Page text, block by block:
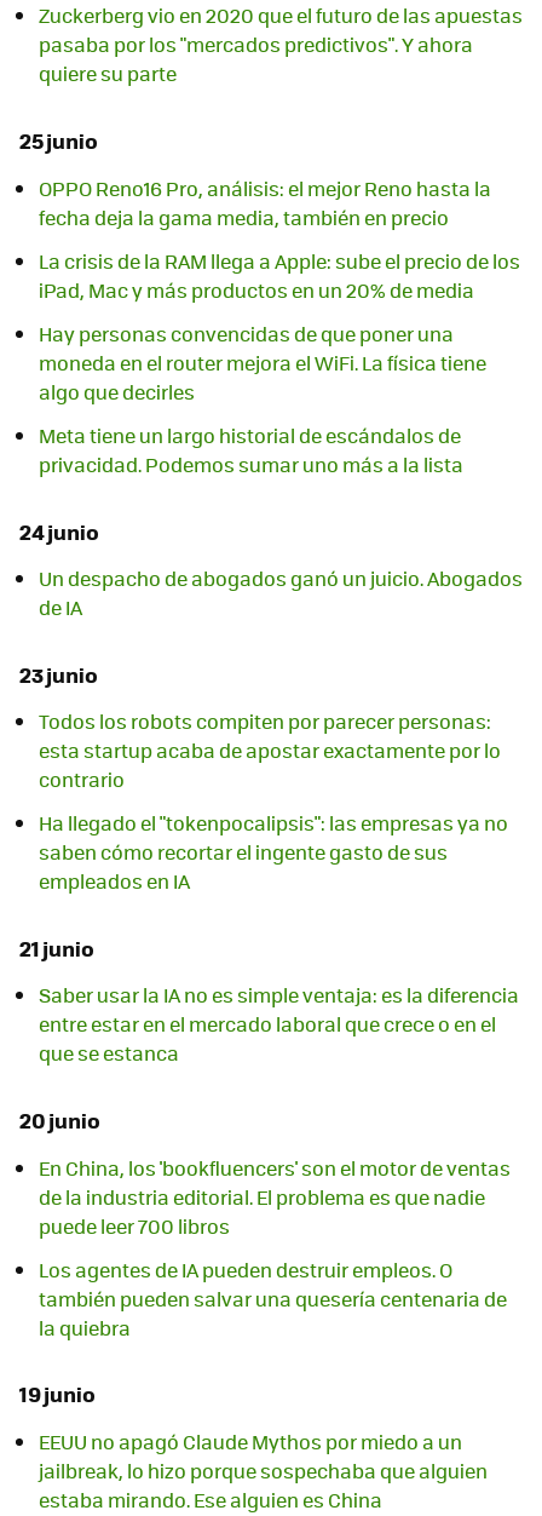
Zuckerberg vio en 2020 que el futuro de las apuestas
pasaba por los "mercados predictivos". Y ahora
quiere su parte
25 junio
OPPO Reno16 Pro, análisis: el mejor Reno hasta la
fecha deja la gama media, también en precio
La crisis de la RAM llega a Apple: sube el precio de los
iPad, Mac y más productos en un 20% de media
Hay personas convencidas de que poner una
moneda en el router mejora el WiFi. La física tiene
algo que decirles
Meta tiene un largo historial de escándalos de
privacidad. Podemos sumar uno más a la lista
24 junio
Un despacho de abogados ganó un juicio. Abogados
de IA
23 junio
Todos los robots compiten por parecer personas:
esta startup acaba de apostar exactamente por lo
contrario
Ha llegado el "tokenpocalipsis": las empresas ya no
saben cómo recortar el ingente gasto de sus
empleados en IA
21 junio
Saber usar la IA no es simple ventaja: es la diferencia
entre estar en el mercado laboral que crece o en el
que se estanca
20 junio
En China, los 'bookfluencers' son el motor de ventas
de la industria editorial. El problema es que nadie
puede leer 700 libros
Los agentes de IA pueden destruir empleos. O
también pueden salvar una quesería centenaria de
la quiebra
19 junio
EEUU no apagó Claude Mythos por miedo a un
jailbreak, lo hizo porque sospechaba que alguien
estaba mirando. Ese alguien es China